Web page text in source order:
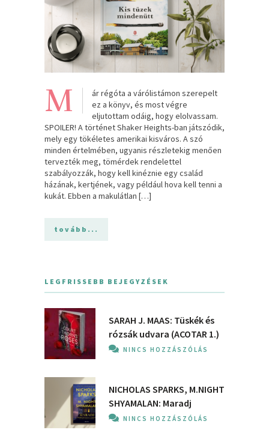
M
ár régóta a várólistámon szerepelt
ez a könyv, és most végre
eljutottam odáig, hogy elolvassam.
SPOILER! A történet Shaker Heights-ban játszódik,
mely egy tökéletes amerikai kisváros. A szó
minden értelmében, ugyanis részletekig menően
tervezték meg, tömérdek rendelettel
szabályozzák, hogy kell kinéznie egy család
házának, kertjének, vagy például hova kell tenni a
kukát. Ebben a makulátlan […]
tovább...
LEGFRISSEBB BEJEGYZÉSEK
SARAH J. MAAS: Tüskék és
rózsák udvara (ACOTAR 1.)
NINCS HOZZÁSZÓLÁS
NICHOLAS SPARKS, M.NIGHT
SHYAMALAN: Maradj
NINCS HOZZÁSZÓLÁS